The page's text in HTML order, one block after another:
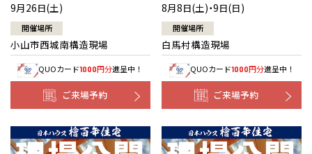
9月26日(土)
開催場所
小山市西城南構造現場
QUOカード1000円分進呈中！
ご来場予約
8月8日(土)・9日(日)
開催場所
白馬村構造現場
QUOカード1000円分進呈中！
ご来場予約